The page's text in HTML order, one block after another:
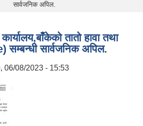
सार्वजनिक अपिल.
तातो हावा तथा
सार्वजनिक अपिल.
06/08/2023 - 15:53